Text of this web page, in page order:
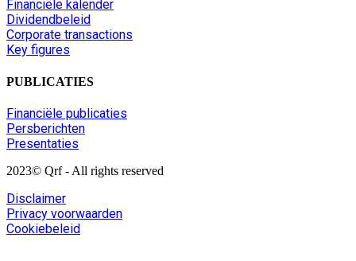
Financiële kalender
Dividendbeleid
Corporate transactions
Key figures
PUBLICATIES
Financiële publicaties
Persberichten
Presentaties
2023© Qrf - All rights reserved
Disclaimer
Privacy voorwaarden
Cookiebeleid